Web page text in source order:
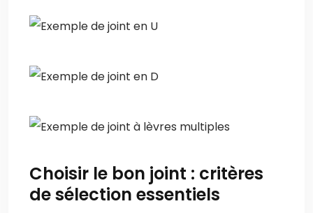
Choisir le bon joint : critères
de sélection essentiels